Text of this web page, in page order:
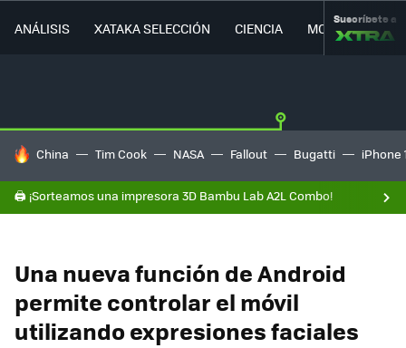
ANÁLISIS XATAKA SELECCIÓN CIENCIA MOVILIDAD
Suscríbete a
HOY SE HABLA DE
China Tim Cook NASA Fallout Bugatti iPhone
🖨️ ¡Sorteamos una impresora 3D Bambu Lab A2L Combo!
Una nueva función de Android
permite controlar el móvil
utilizando expresiones faciales